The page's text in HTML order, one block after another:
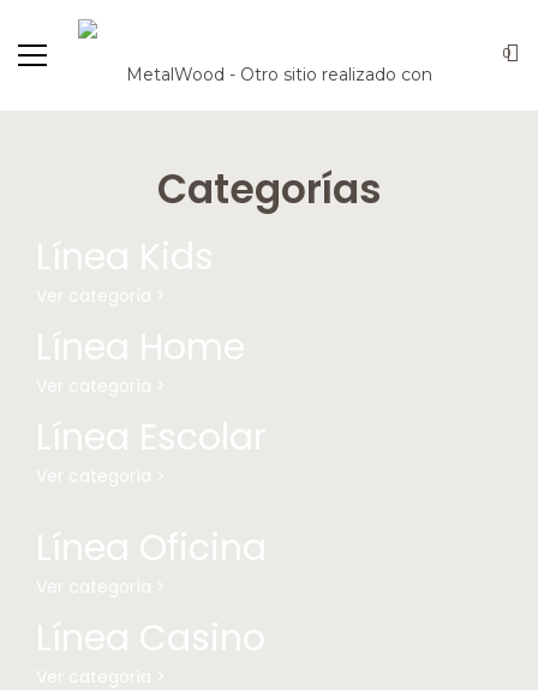
0
Categorías
Línea Kids
Ver categoría >
Línea Home
Ver categoría >
Línea Escolar
Ver categoría >
Línea Oficina
Ver categoría >
Línea Casino
Ver categoría >